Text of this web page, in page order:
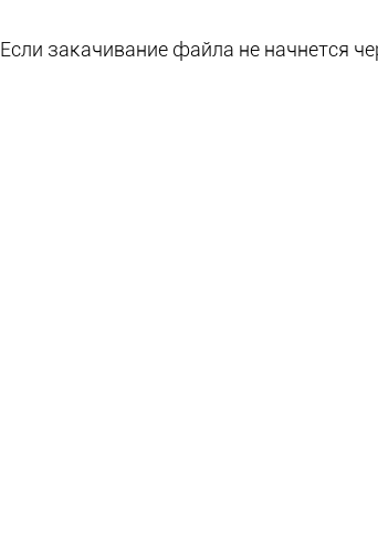
Если закачивание файла не начнется